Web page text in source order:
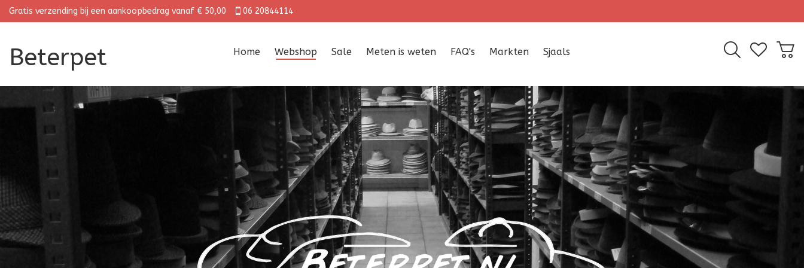
Gratis verzending bij een aankoopbedrag vanaf € 50,00 06 20844114
Beterpet Home Webshop Sale Meten is weten FAQ's Markten Sjaals